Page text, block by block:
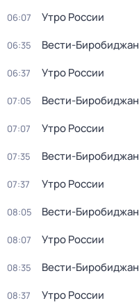
06:07 Утро России
06:35 Вести-Биробиджан
06:37 Утро России
07:05 Вести-Биробиджан
07:07 Утро России
07:35 Вести-Биробиджан
07:37 Утро России
08:05 Вести-Биробиджан
08:07 Утро России
08:35 Вести-Биробиджан
08:37 Утро России